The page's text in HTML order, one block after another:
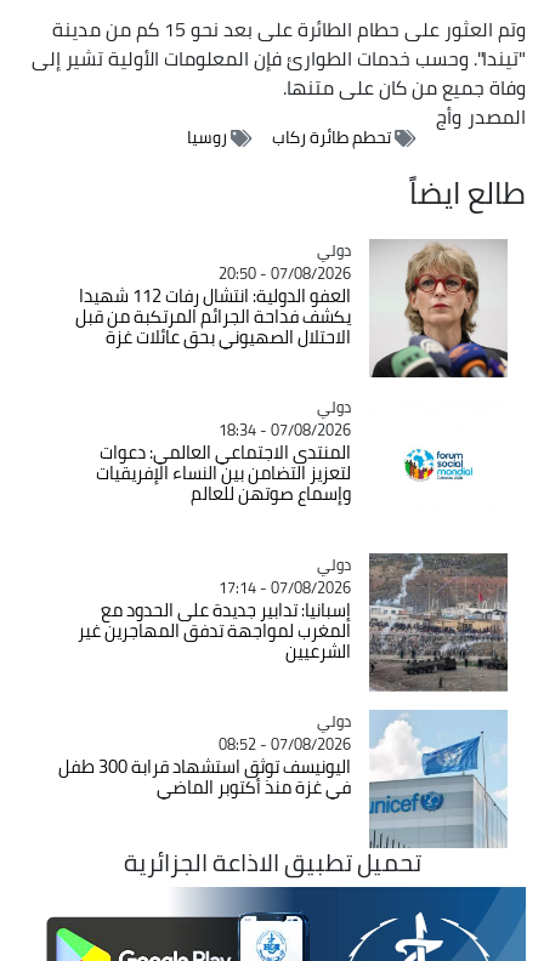
وتم العثور على حطام الطائرة على بعد نحو 15 كم من مدينة
"تيندا". وحسب خدمات الطوارئ فإن المعلومات الأولية تشير إلى
وفاة جميع من كان على متنها.
المصدروأج
تحطم طائرة ركاب روسيا
طالع ايضاً
Catégorie
دولي
07/08/2026 - 20:50
العفو الدولية: انتشال رفات 112 شهيدا
يكشف فداحة الجرائم المرتكبة من قبل
الاحتلال الصهيوني بحق عائلات غزة
Catégorie
دولي
07/08/2026 - 18:34
المنتدى الاجتماعي العالمي: دعوات
لتعزيز التضامن بين النساء الإفريقيات
وإسماع صوتهن للعالم
Catégorie
دولي
07/08/2026 - 17:14
إسبانيا: تدابير جديدة على الحدود مع
المغرب لمواجهة تدفق المهاجرين غير
الشرعيين
Catégorie
دولي
07/08/2026 - 08:52
اليونيسف توثق استشهاد قرابة 300 طفل
في غزة منذ أكتوبر الماضي
تحميل تطبيق الاذاعة الجزائرية